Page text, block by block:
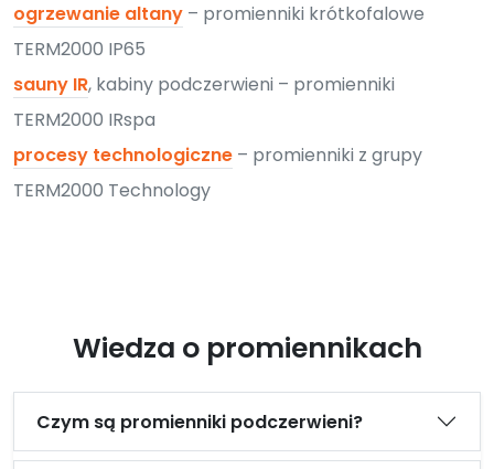
ogrzewanie altany – promienniki krótkofalowe
TERM2000 IP65
sauny IR, kabiny podczerwieni – promienniki
TERM2000 IRspa
procesy technologiczne – promienniki z grupy
TERM2000 Technology
Wiedza o promiennikach
Czym są promienniki podczerwieni?